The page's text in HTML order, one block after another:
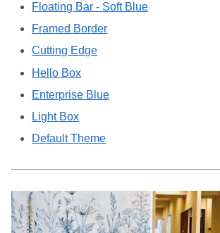
Floating Bar - Soft Blue
Framed Border
Cutting Edge
Hello Box
Enterprise Blue
Light Box
Default Theme